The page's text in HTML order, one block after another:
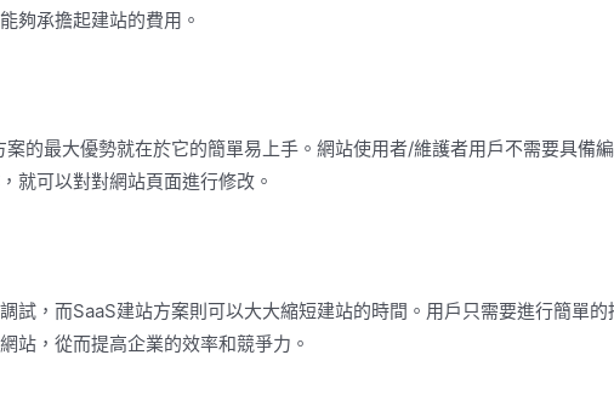
夠承擔起建站的費用。
的最大優勢就在於它的簡單易上手。網站使用者/維護者用戶不需要具備
就可以對對網站頁面進行修改。
試，而SaaS建站方案則可以大大縮短建站的時間。用戶只需要進行簡單
站，從而提高企業的效率和競爭力。